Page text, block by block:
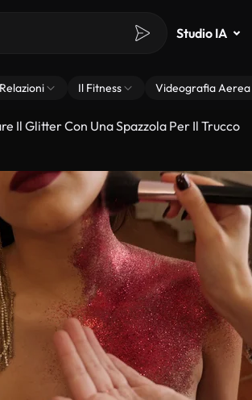
Studio IA
Il Fitness Videografia Aerea
Il Glitter Con Una Spazzola Per Il Trucco